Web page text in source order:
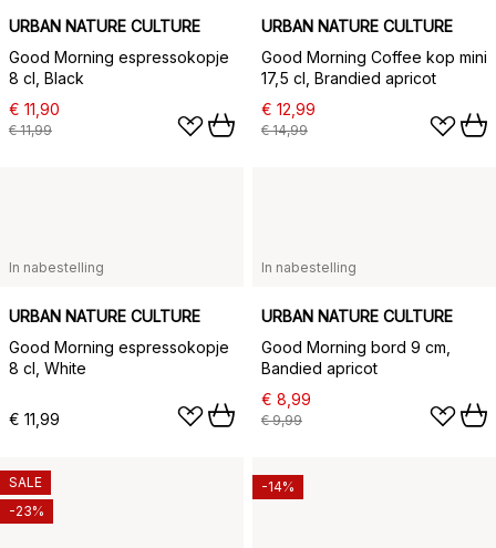
URBAN NATURE CULTURE
Good Morning espressokopje
8 cl, Black
€ 11,90
€ 11,99
URBAN NATURE CULTURE
Good Morning Coffee kop mini
17,5 cl, Brandied apricot
€ 12,99
€ 14,99
In nabestelling
URBAN NATURE CULTURE
Good Morning espressokopje
8 cl, White
€ 11,99
In nabestelling
URBAN NATURE CULTURE
Good Morning bord 9 cm,
Bandied apricot
€ 8,99
€ 9,99
SALE
-23%
-14%